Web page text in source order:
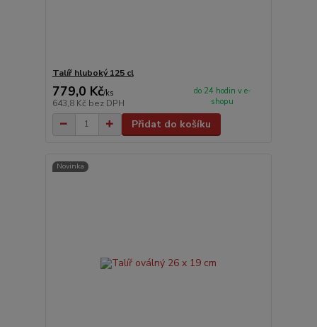
Talíř hluboký 125 cl
779,0 Kč/ks
643,8 Kč bez DPH
do 24 hodin v e-
shopu
Přidat do košíku
Novinka